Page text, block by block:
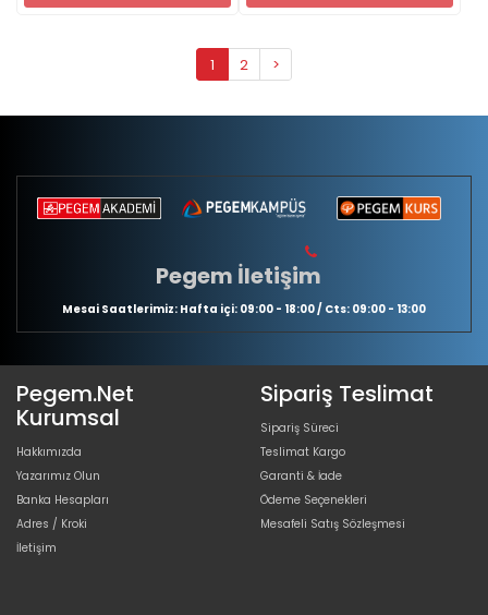
1 2 >
Pegem İletişim
Mesai Saatlerimiz: Hafta içi: 09:00 - 18:00 / Cts: 09:00 - 13:00
Pegem.Net
Kurumsal
Hakkımızda
Yazarımız Olun
Banka Hesapları
Adres / Kroki
İletişim
Sipariş Teslimat
Sipariş Süreci
Teslimat Kargo
Garanti & İade
Ödeme Seçenekleri
Mesafeli Satış Sözleşmesi